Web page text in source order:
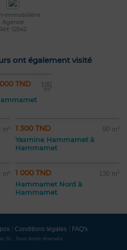
immobilière
Agence
Réf: 12542
ont également visité
TND 100
m²
m² 1 300 TND 90 m²
Yasmine Hammamet à
Hammamet
m² 1 000 TND 130 m²
Hammamet Nord à
Hammamet
Conditions légales FAQ's
SL. Tous droits réservés.